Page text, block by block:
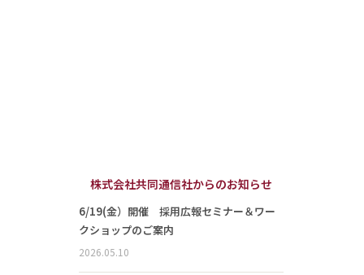
株式会社共同通信社からのお知らせ
6/19(金）開催 採用広報セミナー＆ワー
クショップのご案内
2026.05.10